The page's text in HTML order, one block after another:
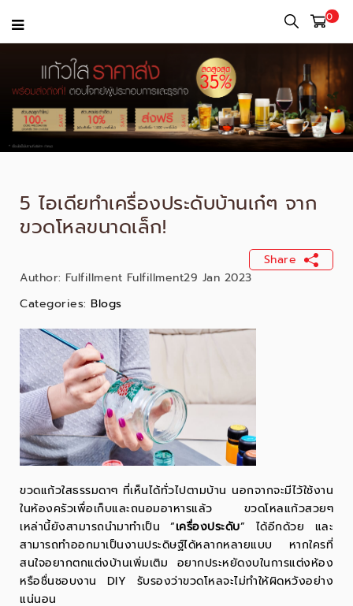
0
5 ไอเดียทำเครื่องประดับบ้านเก๋ๆ จาก
ขวดโหลขนาดเล็ก!
Share
Author: Fulfillment Fulfillment29 Jan 2023
Categories: Blogs
ขวดแก้วใสธรรมดาๆ ที่เห็นได้ทั่วไปตามบ้าน นอกจากจะมีไว้ใช้งาน
ในห้องครัวเพื่อเก็บและถนอมอาหารแล้ว ขวดโหลแก้วสวยๆ
เหล่านี้ยังสามารถนำมาทำเป็น “เครื่องประดับ” ได้อีกด้วย และ
สามารถทำออกมาเป็นงานประดิษฐ์ได้หลากหลายแบบ หากใครที่
สนใจอยากตกแต่งบ้านเพิ่มเติม อยากประหยัดงบในการแต่งห้อง
หรือชื่นชอบงาน DIY รับรองว่าขวดโหลจะไม่ทำให้ผิดหวังอย่าง
แน่นอน